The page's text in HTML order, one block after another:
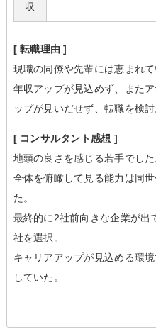
収
[ 転職理由 ]
現職の同僚や先輩には恵まれて
年収アップが見込めず、また
ップが見いだせず、転職を検討
[ コンサルタント感想 ]
地頭の良さを感じる若手でした
全体を俯瞰して見る能力は同
た。
最終的に2社前向きな企業が出
社を選択。
キャリアアップが見込める環
していた。